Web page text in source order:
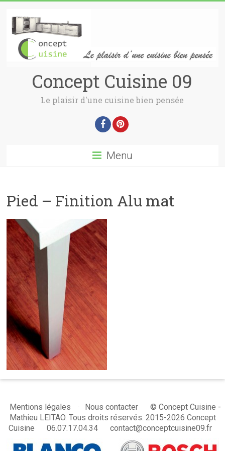
Concept Cuisine 09
Le plaisir d'une cuisine bien pensée
Menu
Pied – Finition Alu mat
Mentions légales Nous contacter
© Concept Cuisine -
Mathieu LEITAO. Tous droits réservés. 2015-2026 Concept
Cuisine
06.07.17.04.34 contact@conceptcuisine09.fr